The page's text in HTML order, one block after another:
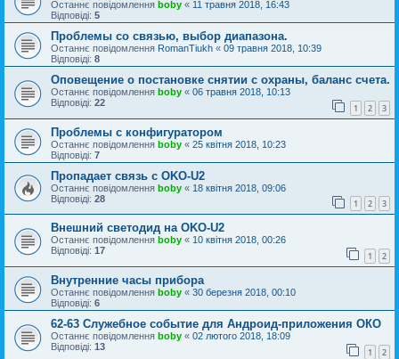
Останнє повідомлення boby « 11 травня 2018, 16:43
Відповіді: 5
Проблемы со связью, выбор диапазона.
Останнє повідомлення RomanTiukh « 09 травня 2018, 10:39
Відповіді: 8
Оповещение о постановке снятии с охраны, баланс счета.
Останнє повідомлення boby « 06 травня 2018, 10:13
Відповіді: 22 1 2 3
Проблемы с конфигуратором
Останнє повідомлення boby « 25 квітня 2018, 10:23
Відповіді: 7
Пропадает связь с OKO-U2
Останнє повідомлення boby « 18 квітня 2018, 09:06
Відповіді: 28 1 2 3
Внешний светодид на OKO-U2
Останнє повідомлення boby « 10 квітня 2018, 00:26
Відповіді: 17 1 2
Внутренние часы прибора
Останнє повідомлення boby « 30 березня 2018, 00:10
Відповіді: 6
62-63 Служебное событие для Андроид-приложения ОКО
Останнє повідомлення boby « 02 лютого 2018, 18:09
Відповіді: 13 1 2